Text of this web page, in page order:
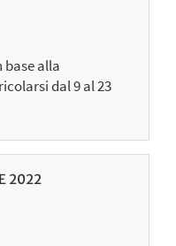
base alla
dal 9 al 23
2022